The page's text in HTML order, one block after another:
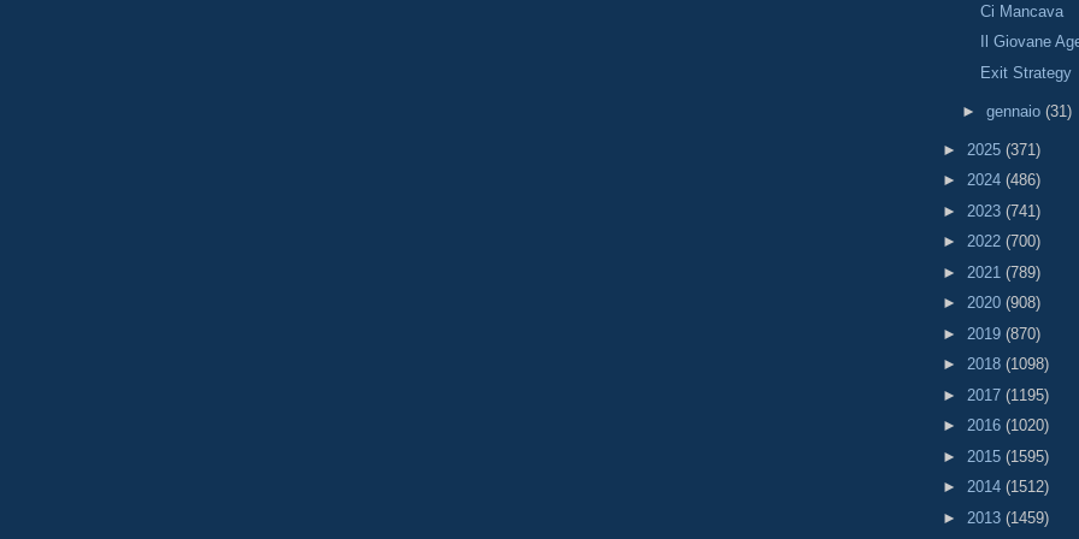
Ci Mancava
Il Giovane
Exit Strategy
► gennaio (31)
► 2025 (371)
► 2024 (486)
► 2023 (741)
► 2022 (700)
► 2021 (789)
► 2020 (908)
► 2019 (870)
► 2018 (1098)
► 2017 (1195)
► 2016 (1020)
► 2015 (1595)
► 2014 (1512)
► 2013 (1459)